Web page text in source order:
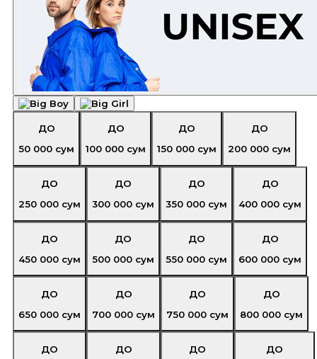
ДО
50 000 сум
ДО
100 000 сум
ДО
150 000 сум
ДО
200 000 сум
ДО
250 000 сум
ДО
300 000 сум
ДО
350 000 сум
ДО
400 000 сум
ДО
450 000 сум
ДО
500 000 сум
ДО
550 000 сум
ДО
600 000 сум
ДО
650 000 сум
ДО
700 000 сум
ДО
750 000 сум
ДО
800 000 сум
ДО
ДО
ДО
ДО